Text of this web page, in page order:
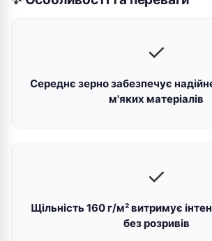
✓
Середнє зерно забезпечує
м'яких матеріалів
✓
Щільність 160 г/м² витримує
без розривів